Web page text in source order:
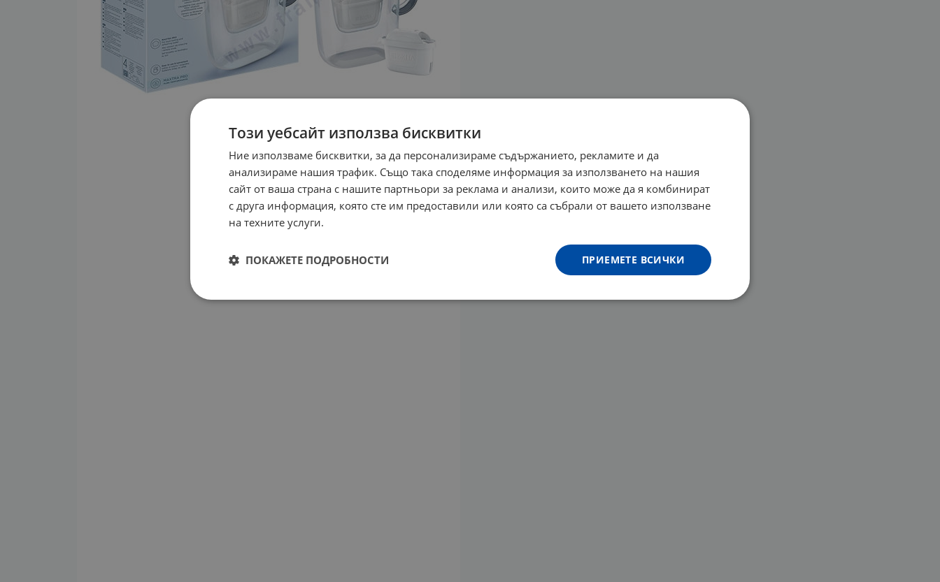
Този уебсайт използва бисквитки
Ние използваме бисквитки, за да персонализираме съдържанието, рекламите и да
анализираме нашия трафик. Също така споделяме информация за използването на нашия
сайт от ваша страна с нашите партньори за реклама и анализи, които може да я комбинират
с друга информация, която сте им предоставили или която са събрали от вашето използване
на техните услуги.
ПРИЕМЕТЕ ВСИЧКИ
ПОКАЖЕТЕ ПОДРОБНОСТИ